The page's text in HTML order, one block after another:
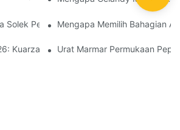
Solek Permukaan Pepejal GELANDY
Mengapa Memilih Bahagian
Kuarza Diinspirasikan Oleh Batu Mewah
Urat Marmar Permukaan